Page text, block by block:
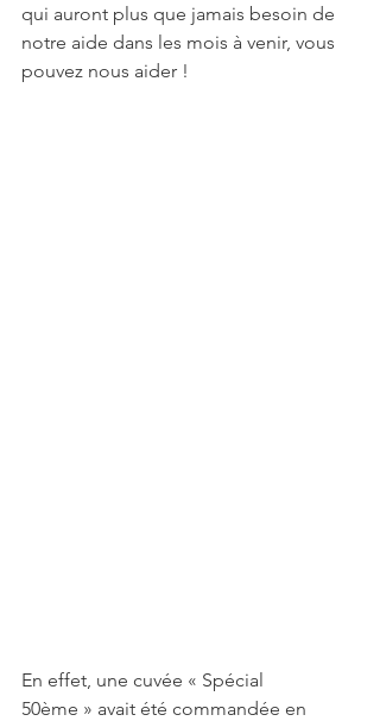
qui auront plus que jamais besoin de
notre aide dans les mois à venir, vous
pouvez nous aider !
En effet, une cuvée « Spécial
50ème » avait été commandée en